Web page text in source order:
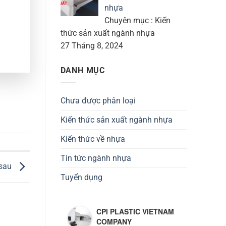
nhựa
Chuyên mục : Kiến
thức sản xuất ngành nhựa
27 Tháng 8, 2024
DANH MỤC
Chưa được phân loại
Kiến thức sản xuất ngành nhựa
Kiến thức về nhựa
Tin tức ngành nhựa
Tuyển dụng
CPI PLASTIC VIETNAM
COMPANY